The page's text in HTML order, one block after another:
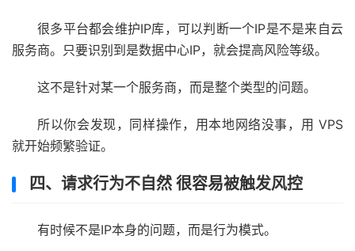
很多平台都会维护IP库，可以判断一个IP是不是来自云
服务商。只要识别到是数据中心IP，就会提高风险等级。
这不是针对某一个服务商，而是整个类型的问题。
所以你会发现，同样操作，用本地网络没事，用 VPS
就开始频繁验证。
四、请求行为不自然 很容易被触发风控
有时候不是IP本身的问题，而是行为模式。